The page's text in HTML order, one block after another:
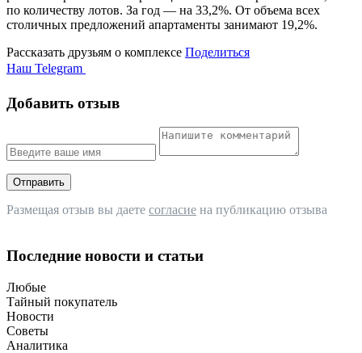
по количеству лотов. За год — на 33,2%. От объема всех
столичных предложений апартаменты занимают 19,2%.
Рассказать друзьям о комплексе Поделиться
Наш Telegram
Добавить отзыв
Отправить
Размещая отзыв вы даете согласие на публикацию отзыва
Последние новости и статьи
Любые
Тайный покупатель
Новости
Советы
Аналитика